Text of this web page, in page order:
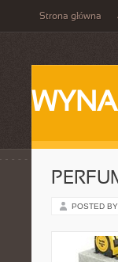
Strona główna
POSTED